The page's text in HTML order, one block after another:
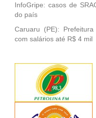
InfoGripe: casos de
do país
Caruaru (PE):
com salários até R$ 4 mil